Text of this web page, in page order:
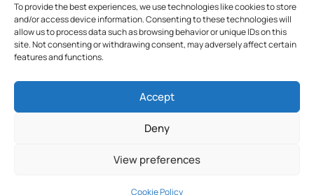
To provide the best experiences, we use technologies like cookies to store
and/or access device information. Consenting to these technologies will
allow us to process data such as browsing behavior or unique IDs on this
site. Not consenting or withdrawing consent, may adversely affect certain
features and functions.
Accept
Deny
View preferences
Cookie Policy
ΕΠΙΚΟΙΝΩΝΙΑ